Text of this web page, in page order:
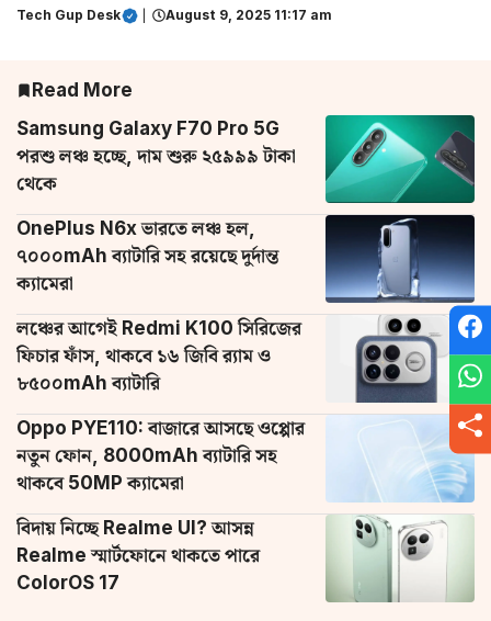
Tech Gup Desk August 9, 2025 11:17 am
Read More
Samsung Galaxy F70 Pro 5G
পরশু লঞ্চ হচ্ছে, দাম শুরু ২৫৯৯৯ টাকা
থেকে
OnePlus N6x ভারতে লঞ্চ হল,
৭০০০mAh ব্যাটারি সহ রয়েছে দুর্দান্ত
ক্যামেরা
লঞ্চের আগেই Redmi K100 সিরিজের
ফিচার ফাঁস, থাকবে ১৬ জিবি র‌্যাম ও
৮৫০০mAh ব্যাটারি
Oppo PYE110: বাজারে আসছে ওপ্পোর
নতুন ফোন, 8000mAh ব্যাটারি সহ
থাকবে 50MP ক্যামেরা
বিদায় নিচ্ছে Realme UI? আসন্ন
Realme স্মার্টফোনে থাকতে পারে
ColorOS 17